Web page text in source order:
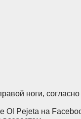
ноги,
Ol Pejeta на